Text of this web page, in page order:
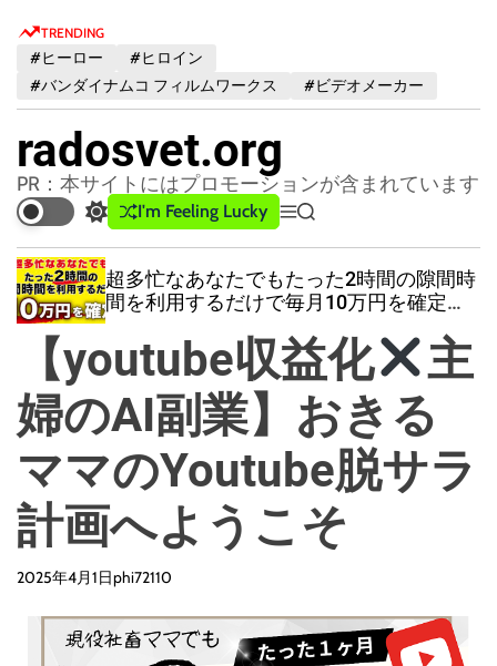
TRENDING
#ヒーロー
#ヒロイン
#バンダイナムコ フィルムワークス
#ビデオメーカー
radosvet.org
PR：本サイトにはプロモーションが含まれています
S
w
i
t
c
c
o
l
o
m
d
I'm Feeling Lucky
M
e
u
S
e
r
c
h
超多忙なあなたでもたった2時間の隙間時
間を利用するだけで毎月10万円を確定で
【youtube収益化
主
婦のAI副業】おきる
ママのYoutube脱サラ
計画へようこそ
2025年4月1日phi72110